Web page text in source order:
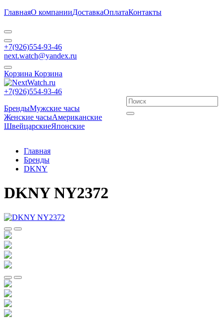
ГлавнаяО компанииДоставкаОплатаКонтакты
+7(926)554-93-46
next.watch@yandex.ru
Корзина Корзина
+7(926)554-93-46
БрендыМужские часы
Женские часыАмериканские
ШвейцарскиеЯпонские
Главная
Бренды
DKNY
DKNY NY2372